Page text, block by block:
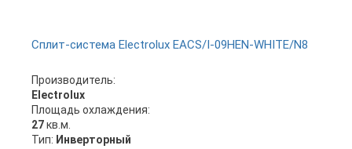
Сплит-система Electrolux EACS/I-09HEN-WHITE/N8
Производитель:
Electrolux
Площадь охлаждения:
27кв.м.
Тип: Инверторный